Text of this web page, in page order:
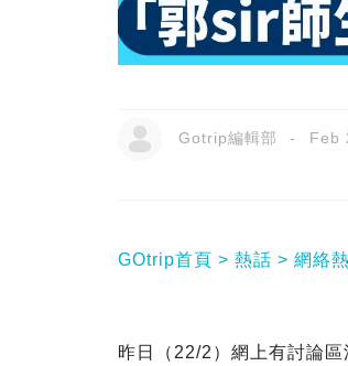
Gotrip編輯部 Feb
GOtrip首頁 熱話 網絡
昨日（22/2）網上有討論